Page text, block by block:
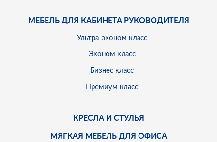
МЕБЕЛЬ ДЛЯ КАБИНЕТА РУКОВОДИТЕЛЯ
Ультра-эконом класс
Эконом класс
Бизнес класс
Премиум класс
КРЕСЛА И СТУЛЬЯ
МЯГКАЯ МЕБЕЛЬ ДЛЯ ОФИСА